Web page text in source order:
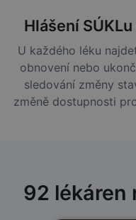
Hlášení
U každého léku
obnovení nebo
sledování změny
změně dostupnosti
92 lékáren